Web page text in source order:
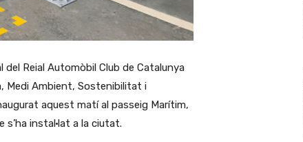
del Reial Automòbil Club de Catalunya
Medi Ambient, Sostenibilitat i
aquest matí al passeig Marítim,
s’ha instal·lat a la ciutat.